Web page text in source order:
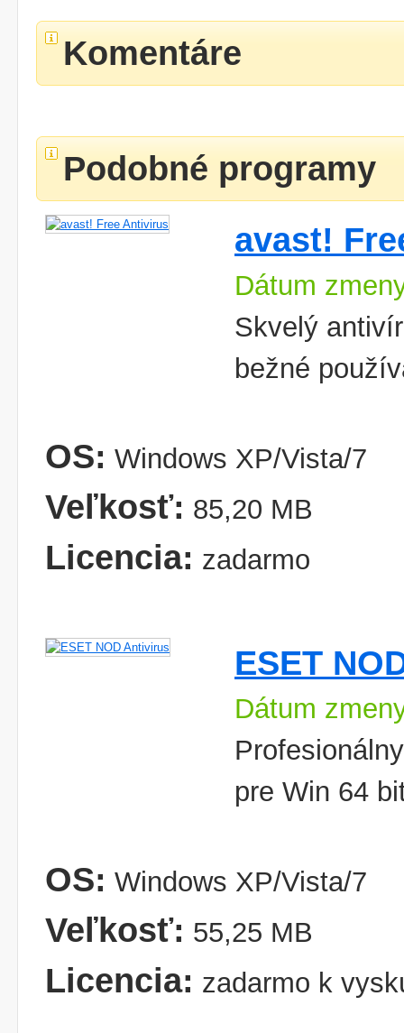
Komentáre
Podobné programy
avast!
Dátum
Skvelý
bežné
OS: Windows XP/Vista/7
Veľkosť: 85,20 MB
Licencia: zadarmo
ESET
Dátum
pre Win 64
OS: Windows XP/Vista/7
Veľkosť: 55,25 MB
Licencia: zadarmo k